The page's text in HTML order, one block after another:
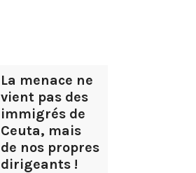
La menace ne
vient pas des
immigrés de
Ceuta, mais
de nos propres
dirigeants !